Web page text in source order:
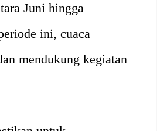
Juni hingga
ini, cuaca
mendukung kegiatan